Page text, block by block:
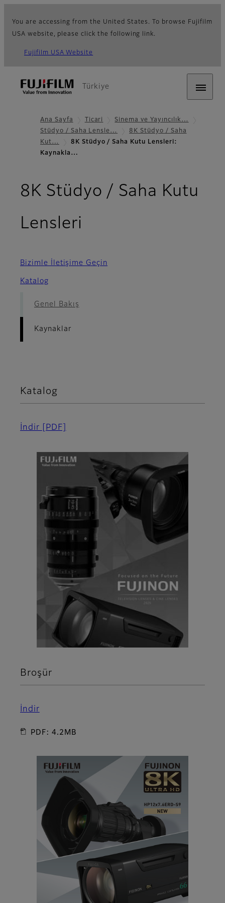
You are accessing from the United States. To browse Fujifilm
USA website, please click the following link.
Fujifilm USA Website
Türkiye
Ana Sayfa Ticari
Sinema ve Yayıncılık…
Stüdyo / Saha Lensle…
8K Stüdyo / Saha
Kut…
8K Stüdyo / Saha Kutu Lensleri:
Kaynakla…
8K Stüdyo / Saha Kutu
Lensleri
Bizimle İletişime Geçin
Katalog
Genel Bakış
Kaynaklar
Katalog
İndir [PDF]
Broşür
İndir
PDF: 4.2MB